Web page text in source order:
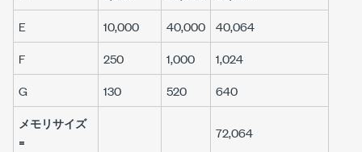
E
10,000 40,000
40,064
F
250 1,000
1,024
G
130 520
640
メモリサイズ
=
72,064